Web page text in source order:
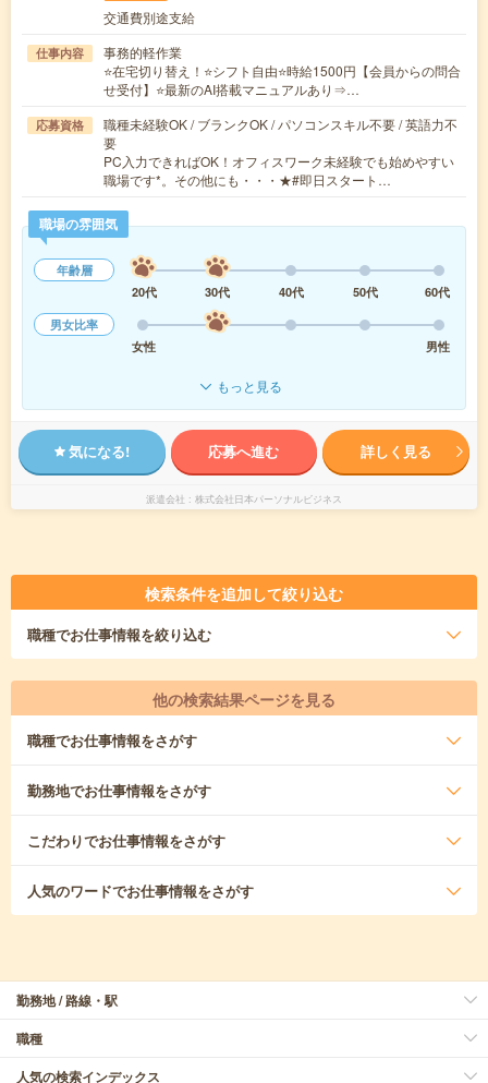
交通費別途支給
仕事内容
事務的軽作業
⭐在宅切り替え！⭐シフト自由⭐時給1500円【会員からの問合
せ受付】⭐最新のAI搭載マニュアルあり⇒…
応募資格
職種未経験OK / ブランクOK / パソコンスキル不要 / 英語力不
要
PC入力できればOK！オフィスワーク未経験でも始めやすい
職場です*。その他にも・・・★#即日スタート…
職場の雰囲気
年齢層
20代
30代 40代 50代
60代
男女比率
女性
男性
もっと見る
気になる! 応募へ進む 詳しく見る
派遣会社 株式会社日本パーソナルビジネス
検索条件を追加して絞り込む
職種でお仕事情報を絞り込む
他の検索結果ページを見る
職種でお仕事情報をさがす
勤務地でお仕事情報をさがす
こだわりでお仕事情報をさがす
人気のワードでお仕事情報をさがす
勤務地 / 路線・駅
職種
人気の検索インデックス